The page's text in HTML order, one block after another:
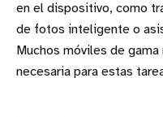
en el dispositivo, como
de fotos inteligente o
Muchos móviles de
necesaria para estas